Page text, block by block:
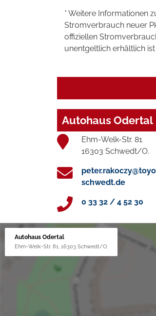
* Weitere Informationen
Stromverbrauch neuer
offiziellen
unentgeltlich erhältlich
Autohaus Odertal
Ehm-Welk-Str. 81
16303 Schwedt/O.
schwedt.de
0 33 32 / 4 52 30
Autohaus Odertal
Ehm-Welk-Str. 81, 16303 Schwedt/O.